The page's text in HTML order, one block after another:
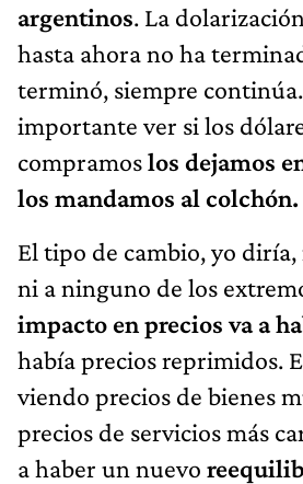
argentinos. La
hasta ahora no ha
terminó, siempre
importante ver si los
compramoslos dejamos
los mandamos al colchón.
El tipo de cambio, yo
ni a ninguno de los
impacto en precios va a
había precios reprimidos.
viendo precios de bienes
precios de servicios más
a haber un nuevo